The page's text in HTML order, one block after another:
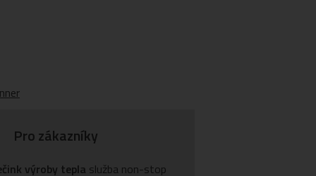
Pro zákazníky
výroby tepla služba non-stop